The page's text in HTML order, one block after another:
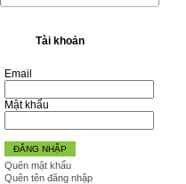
Tài khoản
Email
Mật khẩu
ĐĂNG NHẬP
Quên mật khẩu
Quên tên đăng nhập